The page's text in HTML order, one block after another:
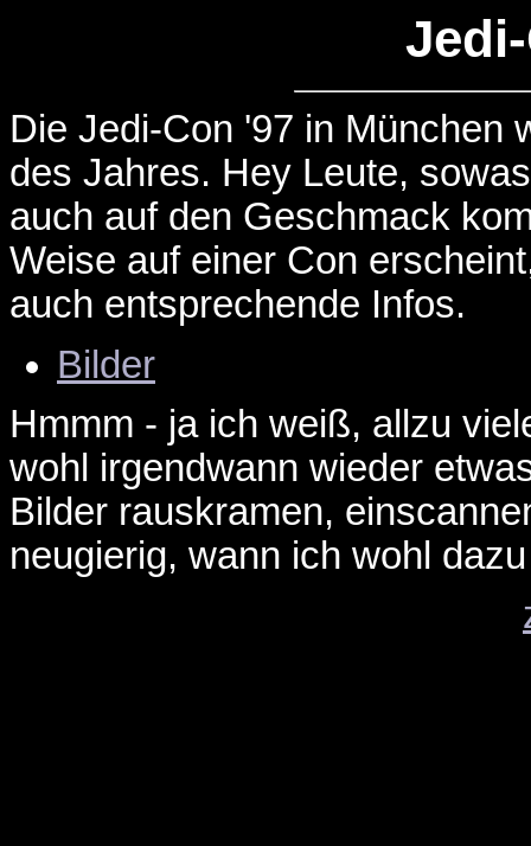
Die Jedi-Con '97 in München
des Jahres. Hey Leute,
auch auf den Geschmack
Weise auf einer Con
auch entsprechende Infos.
Bilder
Hmmm - ja ich weiß, allzu
wohl irgendwann wieder
Bilder rauskramen,
neugierig, wann ich wohl